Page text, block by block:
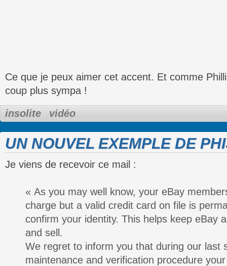
Ce que je peux aimer cet accent. Et comme
coup plus sympa !
insolite vidéo
UN NOUVEL EXEMPLE DE
Je viens de recevoir ce mail :
« As you may well know, your eBay
charge but a valid credit card on file is
confirm your identity. This helps keep eBay
and sell.
We regret to inform you that during our last
maintenance and verification procedure